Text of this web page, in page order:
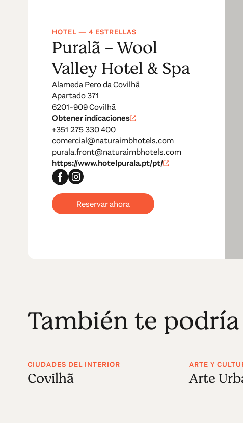
HOTEL — 4 ESTRELLAS
Puralã - Wool
Valley Hotel & Spa
Alameda Pero da Covilhã
Apartado 371
6201-909 Covilhã
Obtener indicaciones
+351 275 330 400
comercial@naturaimbhotels.com
purala.front@naturaimbhotels.com
https://www.hotelpurala.pt/pt/
Reservar ahora
También te
CIUDADES DEL INTERIOR
Covilhã
ARTE Y
Arte